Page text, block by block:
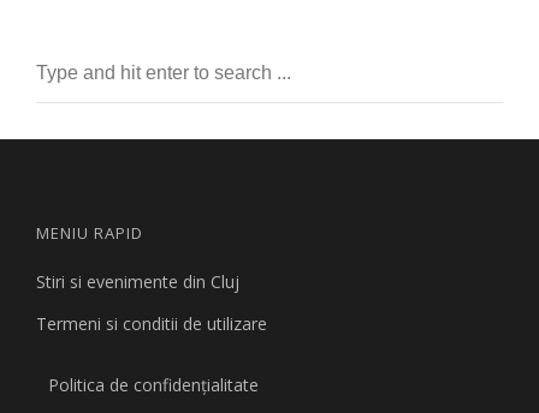
MENIU RAPID
Stiri si evenimente din Cluj
Termeni si conditii de utilizare
Politica de confidențialitate